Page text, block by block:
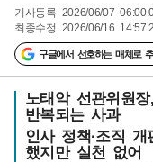
기사등록 2026/06/07
최종수정 2026/06/16
구글에서 선호하는 매체로
노태악 선관위원
반복되는 사과
인사 정책·조직
했지만 실천 없어